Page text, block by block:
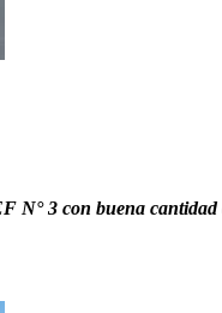
3 con buena